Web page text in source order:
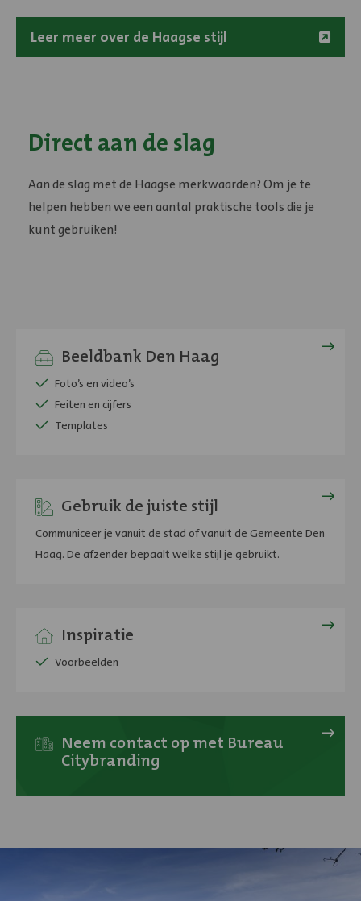
Leer meer over de Haagse stijl
Direct aan de slag
Aan de slag met de Haagse merkwaarden? Om je te
helpen hebben we een aantal praktische tools die je
kunt gebruiken!
Beeldbank Den Haag
Foto’s en video’s
Feiten en cijfers
Templates
hier
Gebruik de juiste stijl
Communiceer je vanuit de stad of vanuit de Gemeente Den
Haag. De afzender bepaalt welke stijl je gebruikt.
meer
over
Inspiratie
Voorbeelden
Neem contact op met Bureau
Citybranding
nodig?